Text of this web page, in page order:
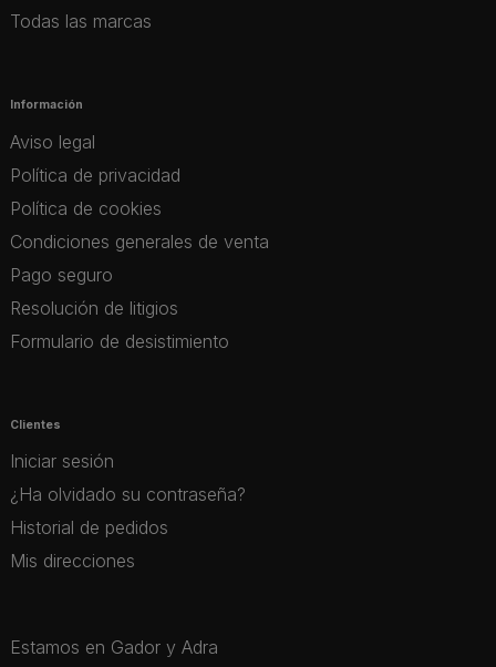
Todas las marcas
Información
Aviso legal
Política de privacidad
Política de cookies
Condiciones generales de venta
Pago seguro
Resolución de litigios
Formulario de desistimiento
Clientes
Iniciar sesión
¿Ha olvidado su contraseña?
Historial de pedidos
Mis direcciones
Estamos en Gador y Adra